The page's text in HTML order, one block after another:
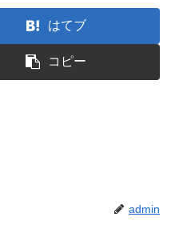
はてブ
コピー
admin